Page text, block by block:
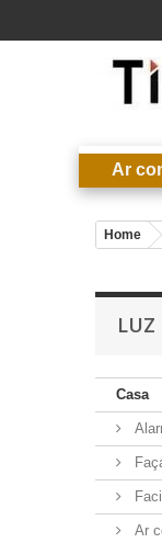
Ar
Home
LUZ
Casa
Ar